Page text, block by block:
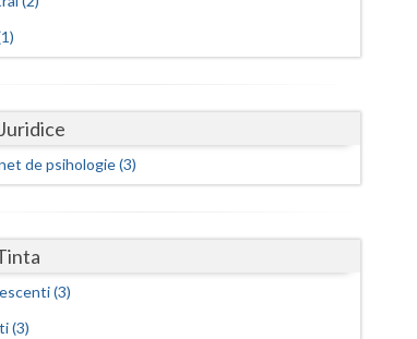
Ialomita
de psihologie (3)
(3)
(3)